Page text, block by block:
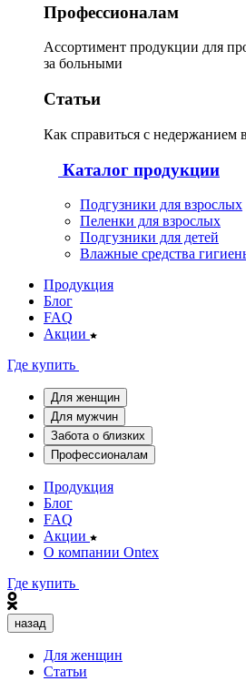
Профессионалам
Ассортимент продукции для
за больными
Статьи
Как справиться с недержанием
Каталог продукции
Подгузники для взрослых
Пеленки для взрослых
Подгузники для детей
Влажные средства
Продукция
Блог
FAQ
Акции
Где купить
Для женщин
Для мужчин
Забота о близких
Профессионалам
Продукция
Блог
FAQ
Акции
О компании Ontex
Где купить
назад
Для женщин
Статьи